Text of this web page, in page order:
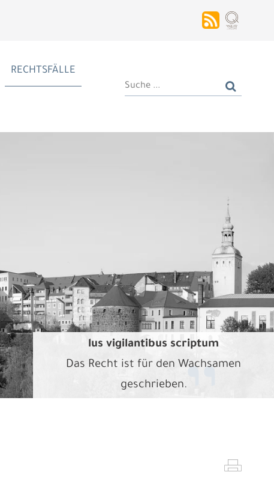
RECHTSFÄLLE
lus vigilantibus scriptum
Das Recht ist für den Wachsamen
geschrieben.